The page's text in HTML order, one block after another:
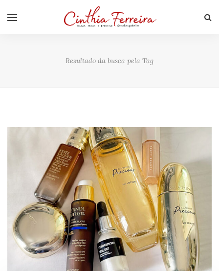
Resultado da busca pela Tag